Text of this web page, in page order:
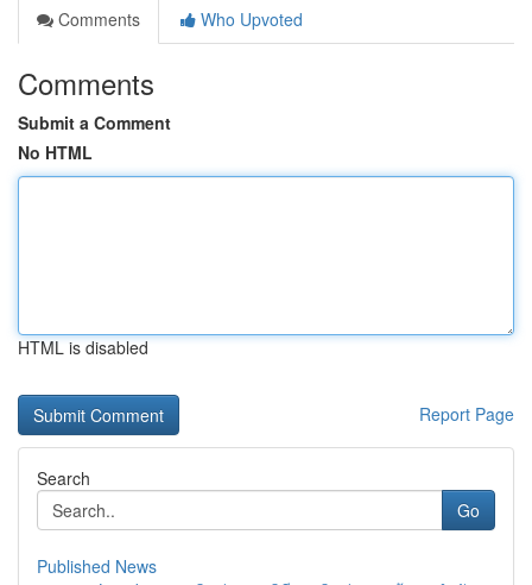
Comments
Who Upvoted
Comments
Submit a Comment
No HTML
HTML is disabled
Report Page
Search
Go
Published News